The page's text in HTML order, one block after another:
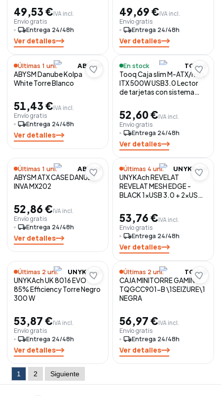
49,53 €IVA incl.
Envío gratis
local_shippingEntrega 24/48h
Ver detalles
49,69 €IVA incl.
Envío gratis
local_shippingEntrega 24/48h
Ver detalles
Últimas 1 uni. ABYSM
ABYSM Danube Kolpa
White Torre Blanco
51,43 €IVA incl.
Envío gratis
local_shippingEntrega 24/48h
Ver detalles
En stock TOOQ
Tooq Caja slim M-ATX/mini
ITX 500W USB3.0 Lector
de tarjetas con sistema
52,60 €IVA incl.
Envío gratis
local_shippingEntrega 24/48h
Ver detalles
Últimas 1 uni. ABYSM
ABYSM ATX CASE DANUBE
INVA MX202
52,86 €IVA incl.
Envío gratis
local_shippingEntrega 24/48h
Ver detalles
Últimas 4 uni. UNYKACH
UNYKAch REVELAT
REVELAT MESH EDGE -
BLACK 1xUSB 3.0 + 2xUSB
53,76 €IVA incl.
Envío gratis
local_shippingEntrega 24/48h
Ver detalles
Últimas 2 uni. UNYKACH
UNYKAch UK 8016 EVO
85% Efficiency Torre Negro
300 W
53,87 €IVA incl.
Envío gratis
local_shippingEntrega 24/48h
Ver detalles
Últimas 2 uni. TOOQ
CAJA MINITORRE GAMING
TQGCC901-B \1SEIZURE\1
NEGRA
56,97 €IVA incl.
Envío gratis
local_shippingEntrega 24/48h
Ver detalles
1 2 Siguiente